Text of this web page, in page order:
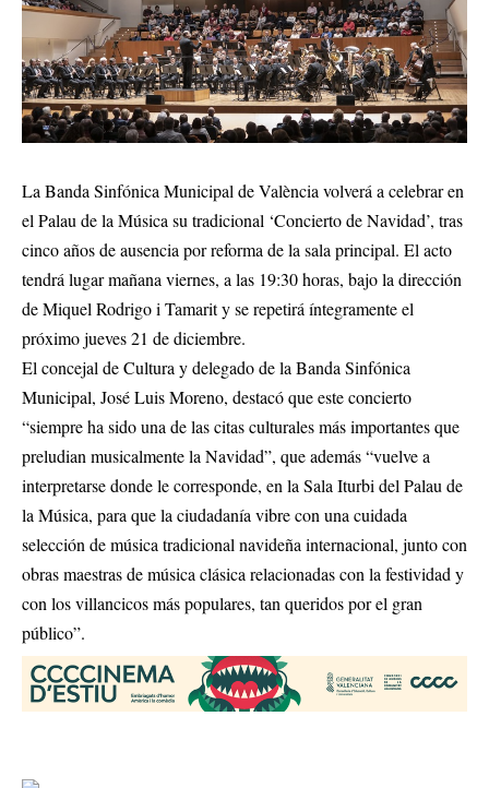
La Banda Sinfónica Municipal de València volverá a celebrar en
el Palau de la Música su tradicional ‘Concierto de Navidad’, tras
cinco años de ausencia por reforma de la sala principal. El acto
tendrá lugar mañana viernes, a las 19:30 horas, bajo la dirección
de Miquel Rodrigo i Tamarit y se repetirá íntegramente el
próximo jueves 21 de diciembre.
El concejal de Cultura y delegado de la Banda Sinfónica
Municipal, José Luis Moreno, destacó que este concierto
“siempre ha sido una de las citas culturales más importantes que
preludian musicalmente la Navidad”, que además “vuelve a
interpretarse donde le corresponde, en la Sala Iturbi del Palau de
la Música, para que la ciudadanía vibre con una cuidada
selección de música tradicional navideña internacional, junto con
obras maestras de música clásica relacionadas con la festividad y
con los villancicos más populares, tan queridos por el gran
público”.